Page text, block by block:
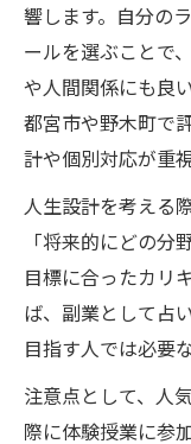
響します。自分の
ールを選ぶことで
や人間関係にも良
都宮市や野木町で
計や個別対応が重
人生設計を考える
「将来的にどの分
目標に合ったカリ
ば、副業として占
目指す人では必要
注意点として、人
際に体験授業に参